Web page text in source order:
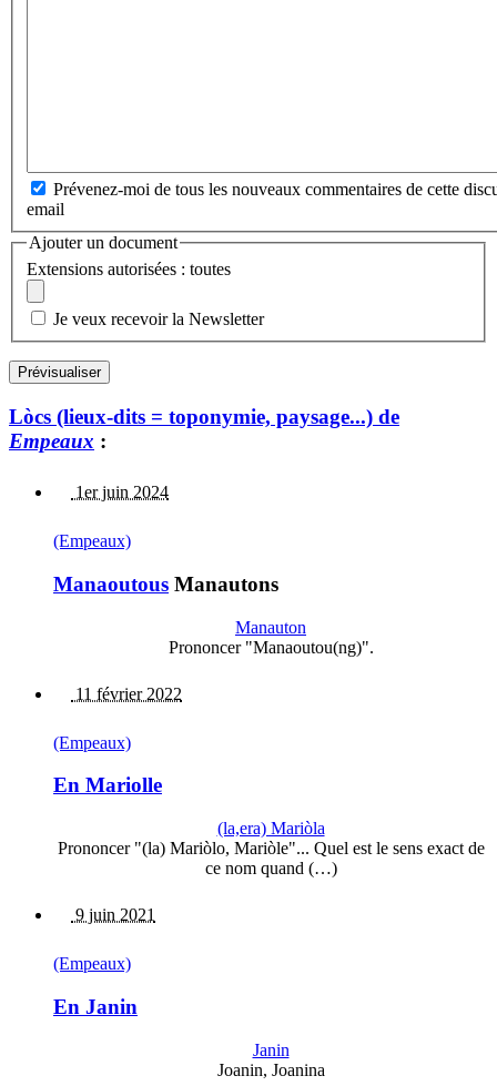
Prévenez-moi de tous les nouveaux commentaires de cette
email
Ajouter un document
Extensions autorisées : toutes
Je veux recevoir la Newsletter
Lòcs (lieux-dits = toponymie, paysage...) de
Empeaux :
1er juin 2024
(Empeaux)
Manaoutous Manautons
Manauton
Prononcer "Manaoutou(ng)".
11 février 2022
(Empeaux)
En Mariolle
(la,era) Mariòla
Prononcer "(la) Mariòlo, Mariòle"... Quel est le sens exact de
ce nom quand (…)
9 juin 2021
(Empeaux)
En Janin
Janin
Joanin, Joanina